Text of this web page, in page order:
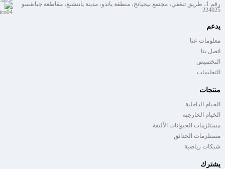
رقم 1، طريق تنغفي، مجتمع بيجيانج، منطقة ياندو، مدينة يانتشنغ، مقاطعة جيانغسو
224025
يدعم
معلومات عنا
اتصل بنا
التخصيص
التعليمات
منتجات
الخيام الداخلية
الخيام الخارجية
مستلزمات الحيوانات الأليفة
مستلزمات الحدائق
شبكات رياضية
يشترك